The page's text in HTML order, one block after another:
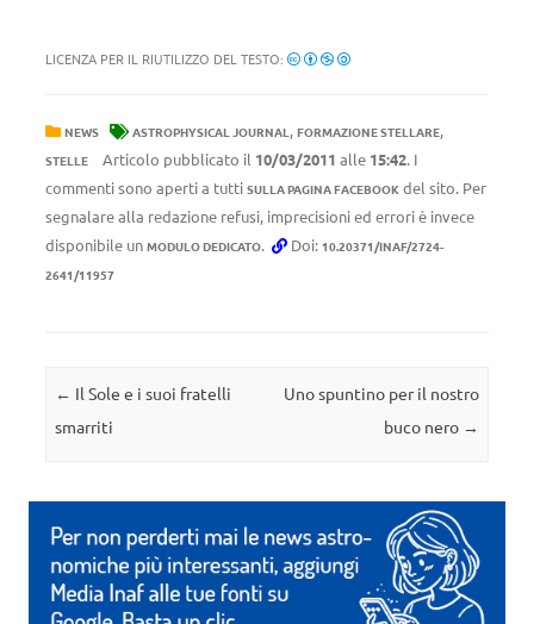
LICENZA PER IL RIUTILIZZO DEL TESTO:
NEWS ASTROPHYSICAL JOURNAL, FORMAZIONE STELLARE,
STELLE Articolo pubblicato il 10/03/2011 alle 15:42. I
commenti sono aperti a tutti SULLA PAGINA FACEBOOK del sito. Per
segnalare alla redazione refusi, imprecisioni ed errori è invece
disponibile un MODULO DEDICATO. Doi: 10.20371/INAF/2724-
2641/11957
Navigazione articolo
← Il Sole e i suoi fratelli
smarriti
Uno spuntino per il nostro
buco nero →